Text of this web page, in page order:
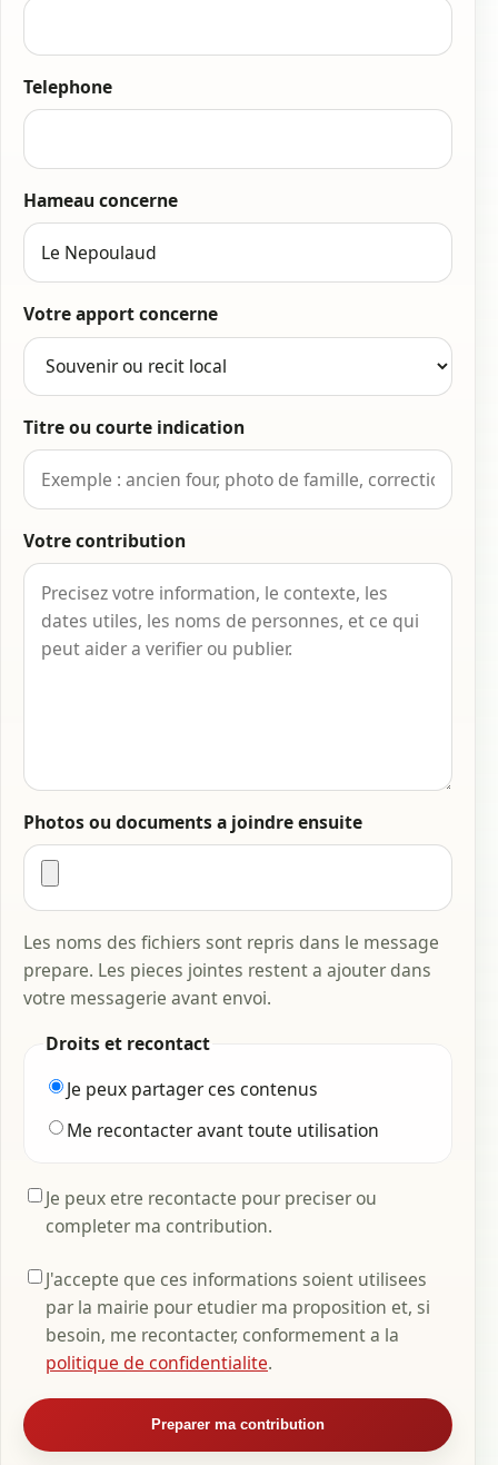
Telephone
Hameau concerne
Votre apport concerne
Titre ou courte indication
Votre contribution
Photos ou documents a joindre ensuite
Les noms des fichiers sont repris dans le message
prepare. Les pieces jointes restent a ajouter dans
votre messagerie avant envoi.
Droits et recontact
Je peux partager ces contenus
Me recontacter avant toute utilisation
Je peux etre recontacte pour preciser ou
completer ma contribution.
J'accepte que ces informations soient utilisees
par la mairie pour etudier ma proposition et, si
besoin, me recontacter, conformement a la
politique de confidentialite.
Preparer ma contribution